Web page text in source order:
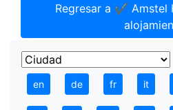
Regresar a ✔️ Amstel
en de fr it